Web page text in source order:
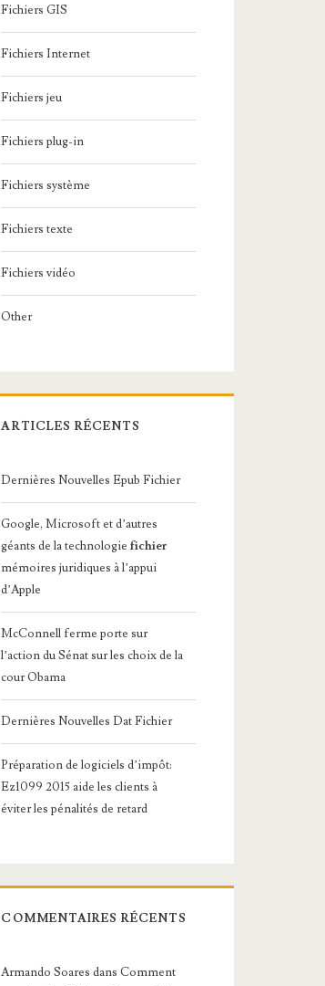
Fichiers GIS
Fichiers Internet
Fichiers jeu
Fichiers plug-in
Fichiers système
Fichiers texte
Fichiers vidéo
Other
ARTICLES RÉCENTS
Dernières Nouvelles Epub Fichier
Google, Microsoft et d’autres
géants de la technologiefichier
mémoires juridiques à l’appui
d’Apple
McConnell ferme porte sur
l’action du Sénat sur les choix de la
cour Obama
Dernières Nouvelles Dat Fichier
Préparation de logiciels d’impôt:
Ez1099 2015 aide les clients à
éviter les pénalités de retard
COMMENTAIRES RÉCENTS
Armando Soares dansComment